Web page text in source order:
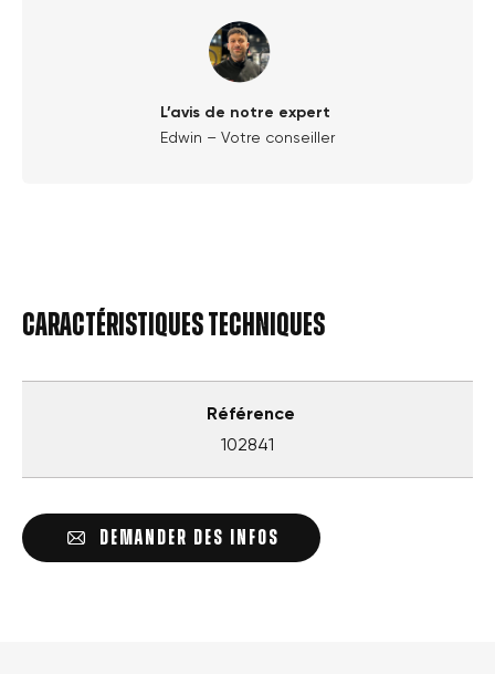
L’avis de notre expert
Edwin – Votre conseiller
Caractéristiques techniques
Référence
102841
DEMANDER DES INFOS